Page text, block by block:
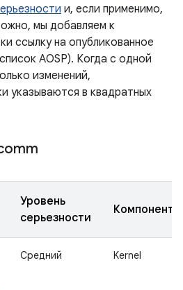
и, если применимо,
мы добавляем к
ссылку на опубликованное
AOSP). Когда с одной
изменений,
указываются в квадратных
Уровень
серьезности
Компонент
Средний Kernel